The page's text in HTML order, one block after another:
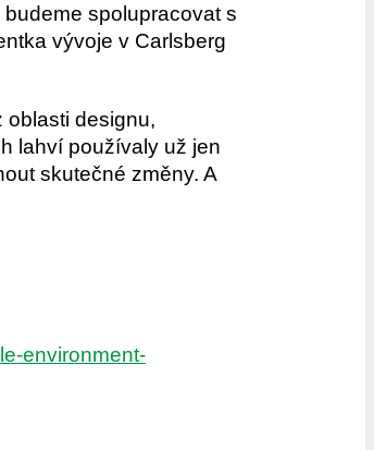
spolupracovat s
vývoje v Carlsberg
oblasti designu,
lahví používaly už jen
skutečné změny. A
environment-